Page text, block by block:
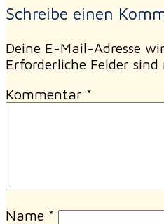
Schreibe einen
Deine E-Mail-Adresse
Erforderliche Felder sind
Kommentar *
Name *